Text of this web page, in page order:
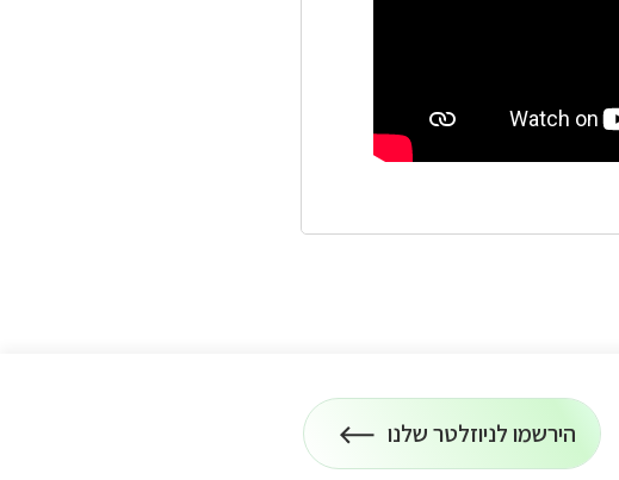
הירשמו לניוזלטר שלנו
על
רוצים